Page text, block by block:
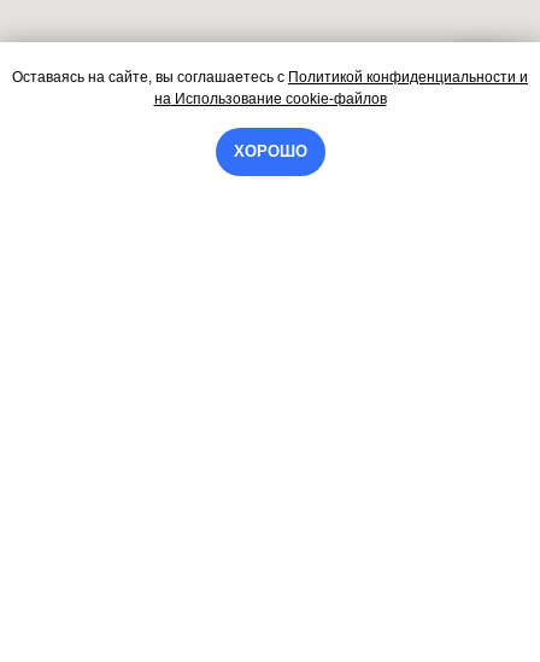
Оставаясь на сайте, вы соглашаетесь с Политикой конфиденциальности и
наИспользование cookie-файлов
ХОРОШО
Контакты